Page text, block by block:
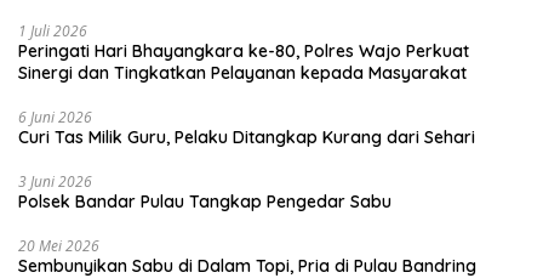
1 Juli 2026
Peringati Hari Bhayangkara ke-80, Polres Wajo Perkuat
Sinergi dan Tingkatkan Pelayanan kepada Masyarakat
6 Juni 2026
Curi Tas Milik Guru, Pelaku Ditangkap Kurang dari Sehari
3 Juni 2026
Polsek Bandar Pulau Tangkap Pengedar Sabu
20 Mei 2026
Sembunyikan Sabu di Dalam Topi, Pria di Pulau Bandring